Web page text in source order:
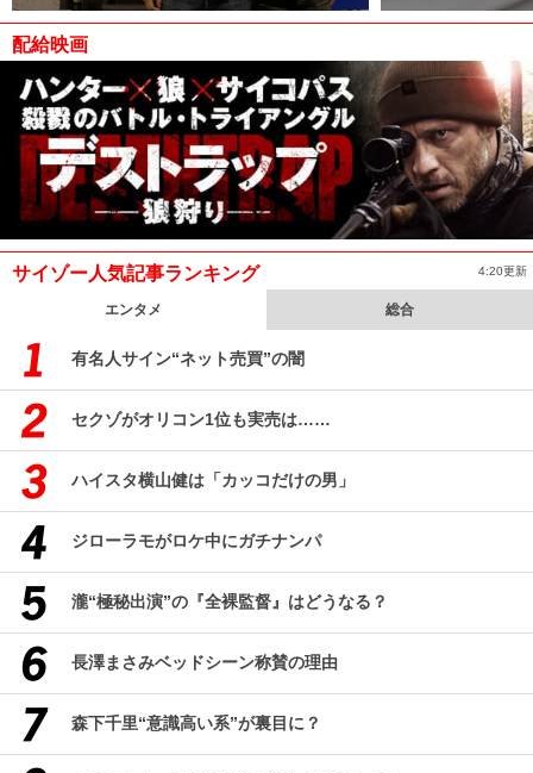
配給映画
サイゾー人気記事ランキング 4:20更新
エンタメ 総合
有名人サイン“ネット売買”の闇
セクゾがオリコン1位も実売は……
ハイスタ横山健は「カッコだけの男」
ジローラモがロケ中にガチナンパ
瀧“極秘出演”の『全裸監督』はどうなる？
長澤まさみベッドシーン称賛の理由
森下千里“意識高い系”が裏目に？